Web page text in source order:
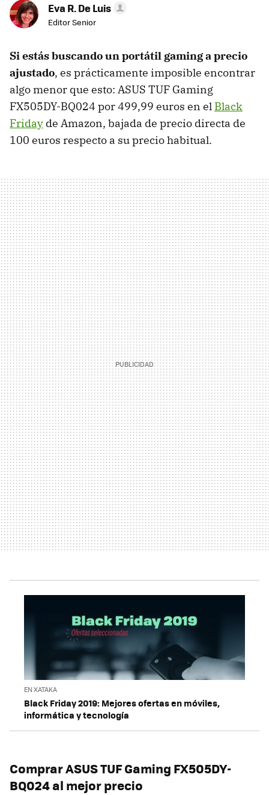
Eva R. De Luis
Editor Senior
Si estás buscando un portátil gaming a precio
ajustado, es prácticamente imposible encontrar
algo menor que esto: ASUS TUF Gaming
FX505DY-BQ024 por 499,99 euros en el Black
Friday de Amazon, bajada de precio directa de
100 euros respecto a su precio habitual.
EN XATAKA
Black Friday 2019: Mejores ofertas en móviles,
informática y tecnología
Comprar ASUS TUF Gaming FX505DY-
BQ024 al mejor precio